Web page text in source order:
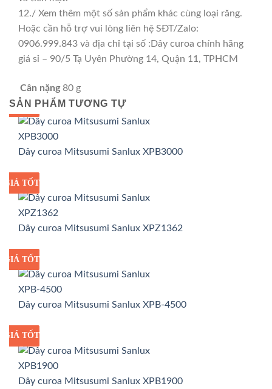
12./ Xem thêm một số sản phẩm khác cùng loại răng.
Hoặc cần hỗ trợ vui lòng liên hệ SĐT/Zalo:
0906.999.843 và địa chỉ tại số :Dây curoa chính hãng
giá sỉ – 90/5 Tạ Uyên Phường 14, Quận 11, TPHCM
Cân nặng 80 g
SẢN PHẨM TƯƠNG TỰ
GIÁ SỈ
GIÁ TỐT
Dây curoa Mitsusumi Sanlux XPB3000
GIÁ SỈ
GIÁ TỐT
Dây curoa Mitsusumi Sanlux XPZ1362
GIÁ SỈ
GIÁ TỐT
Dây curoa Mitsusumi Sanlux XPB-4500
GIÁ SỈ
GIÁ TỐT
Dây curoa Mitsusumi Sanlux XPB1900